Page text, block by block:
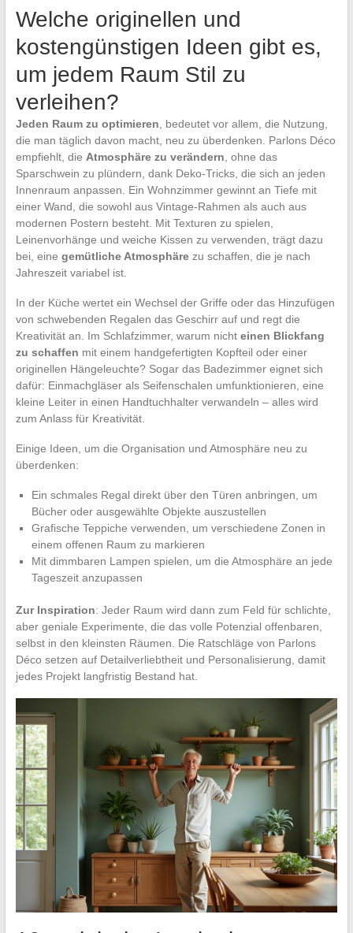
Welche originellen und
kostengünstigen Ideen gibt es,
um jedem Raum Stil zu
verleihen?
Jeden Raum zu optimieren , bedeutet vor allem, die Nutzung,
die man täglich davon macht, neu zu überdenken. Parlons Déco
empfiehlt, die Atmosphäre zu verändern , ohne das
Sparschwein zu plündern, dank Deko-Tricks, die sich an jeden
Innenraum anpassen. Ein Wohnzimmer gewinnt an Tiefe mit
einer Wand, die sowohl aus Vintage-Rahmen als auch aus
modernen Postern besteht. Mit Texturen zu spielen,
Leinenvorhänge und weiche Kissen zu verwenden, trägt dazu
bei, eine gemütliche Atmosphärezu schaffen, die je nach
Jahreszeit variabel ist.
In der Küche wertet ein Wechsel der Griffe oder das Hinzufügen
von schwebenden Regalen das Geschirr auf und regt die
Kreativität an. Im Schlafzimmer, warum nicht einen Blickfang
zu schaffen mit einem handgefertigten Kopfteil oder einer
originellen Hängeleuchte? Sogar das Badezimmer eignet sich
dafür: Einmachgläser als Seifenschalen umfunktionieren, eine
kleine Leiter in einen Handtuchhalter verwandeln – alles wird
zum Anlass für Kreativität.
Einige Ideen, um die Organisation und Atmosphäre neu zu
überdenken:
Ein schmales Regal direkt über den Türen anbringen, um
Bücher oder ausgewählte Objekte auszustellen
Grafische Teppiche verwenden, um verschiedene Zonen in
einem offenen Raum zu markieren
Mit dimmbaren Lampen spielen, um die Atmosphäre an jede
Tageszeit anzupassen
Zur Inspiration: Jeder Raum wird dann zum Feld für schlichte,
aber geniale Experimente, die das volle Potenzial offenbaren,
selbst in den kleinsten Räumen. Die Ratschläge von Parlons
Déco setzen auf Detailverliebtheit und Personalisierung, damit
jedes Projekt langfristig Bestand hat.